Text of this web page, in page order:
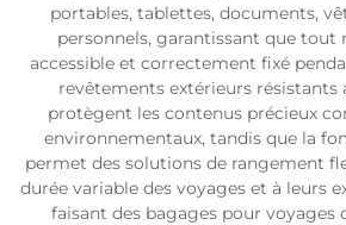
portables, tablettes, documents,
personnels, garantissant que tout
accessible et correctement fixé
revêtements extérieurs résistants
protègent les contenus précieux
environnementaux, tandis que la
permet des solutions de rangement
durée variable des voyages et à leurs
faisant des bagages pour voyages